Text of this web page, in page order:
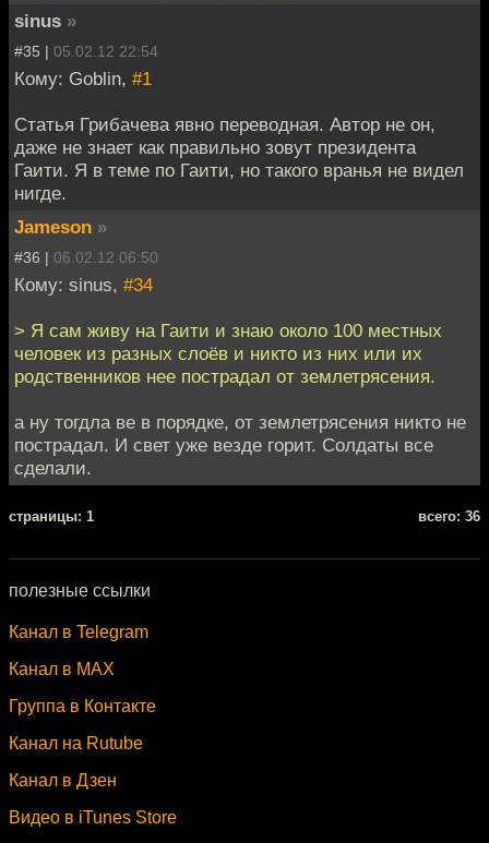
sinus »
#35 | 05.02.12 22:54
Кому: Goblin, #1
Статья Грибачева явно переводная. Автор не он,
даже не знает как правильно зовут президента
Гаити. Я в теме по Гаити, но такого вранья не видел
нигде.
Jameson »
#36 | 06.02.12 06:50
Кому: sinus, #34
> Я сам живу на Гаити и знаю около 100 местных
человек из разных слоёв и никто из них или их
родственников нее пострадал от землетрясения.
а ну тогдла ве в порядке, от землетрясения никто не
пострадал. И свет уже везде горит. Солдаты все
сделали.
cтраницы: 1 всего: 36
полезные ссылки
Канал в Telegram
Канал в MAX
Группа в Контакте
Канал на Rutube
Канал в Дзен
Видео в iTunes Store